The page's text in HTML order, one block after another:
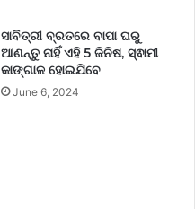
ସାବିତ୍ରୀ ବ୍ରତରେ ବାପା ଘରୁ
ଆଣନ୍ତୁ ନାହିଁ ଏହି 5 ଜିନିଷ, ସ୍ଵାମୀ
କାଙ୍ଗାଳ ହୋଇଯିବେ
June 6, 2024